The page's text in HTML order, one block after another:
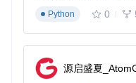
M"目标系统
文件系统建议选择
个文件，适合Windows系
Python
0
源启盛夏